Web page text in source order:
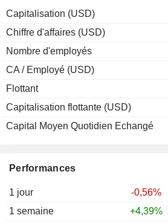
Performances
1 jour
-0,56%
1 semaine
+4,39%
Capitalisation (USD)
Chiffre d'affaires (USD)
Nombre d'employés
CA / Employé (USD)
Flottant
Capitalisation flottante (USD)
Capital Moyen Quotidien Echangé